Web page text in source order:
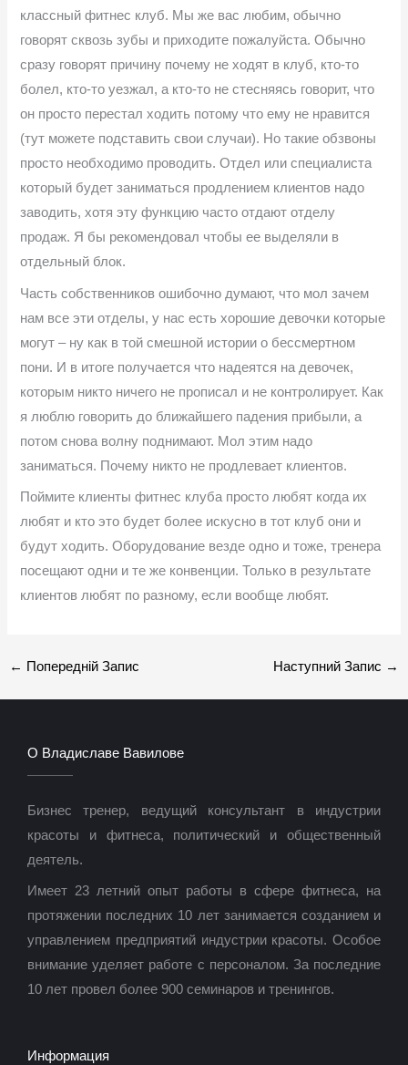
классный фитнес клуб. Мы же вас любим, обычно
говорят сквозь зубы и приходите пожалуйста. Обычно
сразу говорят причину почему не ходят в клуб, кто-то
болел, кто-то уезжал, а кто-то не стесняясь говорит, что
он просто перестал ходить потому что ему не нравится
(тут можете подставить свои случаи). Но такие обзвоны
просто необходимо проводить. Отдел или специалиста
который будет заниматься продлением клиентов надо
заводить, хотя эту функцию часто отдают отделу
продаж. Я бы рекомендовал чтобы ее выделяли в
отдельный блок.
Часть собственников ошибочно думают, что мол зачем
нам все эти отделы, у нас есть хорошие девочки которые
могут – ну как в той смешной истории о бессмертном
пони. И в итоге получается что надеятся на девочек,
которым никто ничего не прописал и не контролирует. Как
я люблю говорить до ближайшего падения прибыли, а
потом снова волну поднимают. Мол этим надо
заниматься. Почему никто не продлевает клиентов.
Поймите клиенты фитнес клуба просто любят когда их
любят и кто это будет более искусно в тот клуб они и
будут ходить. Оборудование везде одно и тоже, тренера
посещают одни и те же конвенции. Только в результате
клиентов любят по разному, если вообще любят.
← Попередній Запис Наступний Запис →
О Владиславе Вавилове
Бизнес тренер, ведущий консультант в индустрии
красоты и фитнеса, политический и общественный
деятель.
Имеет 23 летний опыт работы в сфере фитнеса, на
протяжении последних 10 лет занимается созданием и
управлением предприятий индустрии красоты. Особое
внимание уделяет работе с персоналом. За последние
10 лет провел более 900 семинаров и тренингов.
Информация